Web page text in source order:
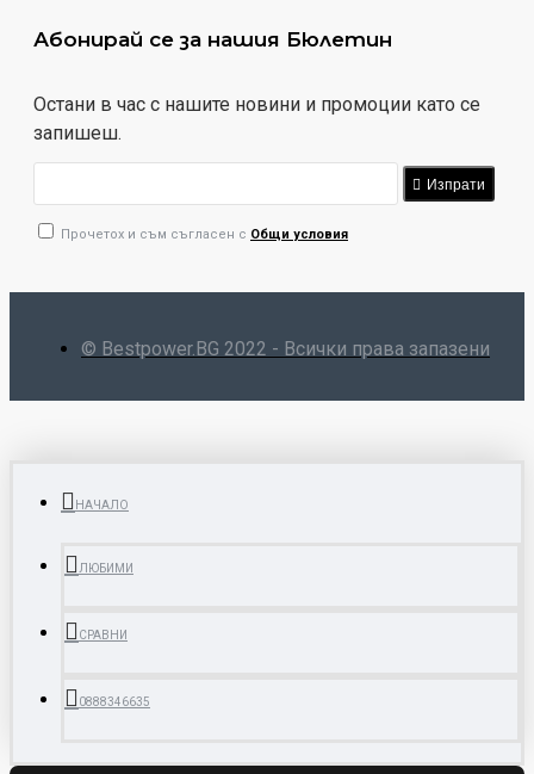
Абонирай се за нашия Бюлетин
Остани в час с нашите новини и промоции като се
запишеш.
Изпрати
Прочетох и съм съгласен с Общи условия
© Bestpower.BG 2022 - Всички права запазени
НАЧАЛО
ЛЮБИМИ
СРАВНИ
0888346635